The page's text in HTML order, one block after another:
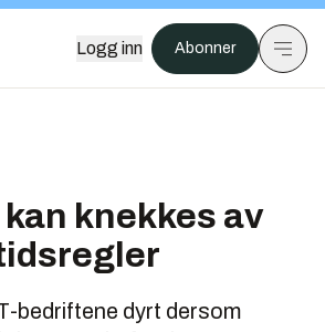
Logg inn Abonner
knekkes av
bedriftene dyrt dersom